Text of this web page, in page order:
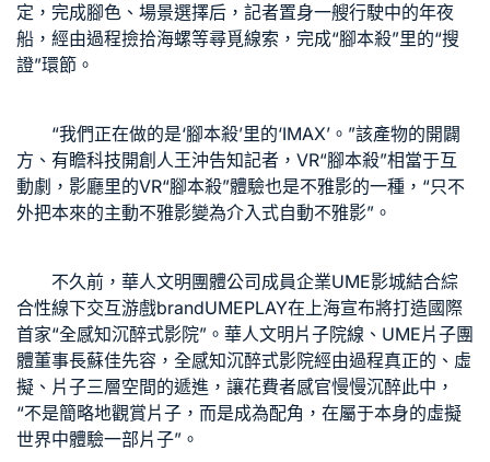
定，完成腳色、場景選擇后，記者置身一艘行駛中的年夜
船，經由過程撿拾海螺等尋覓線索，完成“腳本殺”里的“搜
證”環節。
“我們正在做的是‘腳本殺’里的‘IMAX’。”該產物的開闢
方、有瞻科技開創人王沖告知記者，VR“腳本殺”相當于互
動劇，影廳里的VR“腳本殺”體驗也是不雅影的一種，“只不
外把本來的主動不雅影變為介入式自動不雅影”。
不久前，華人文明團體公司成員企業UME影城結合綜
合性線下交互游戲brandUMEPLAY在上海宣布將打造國際
首家“全感知沉醉式影院”。華人文明片子院線、UME片子團
體董事長蘇佳先容，全感知沉醉式影院經由過程真正的、虛
擬、片子三層空間的遞進，讓花費者感官慢慢沉醉此中，
“不是簡略地觀賞片子，而是成為配角，在屬于本身的虛擬
世界中體驗一部片子”。